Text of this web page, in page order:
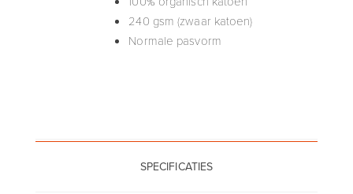
240 gsm (zwaar katoen)
Normale pasvorm
SPECIFICATIES